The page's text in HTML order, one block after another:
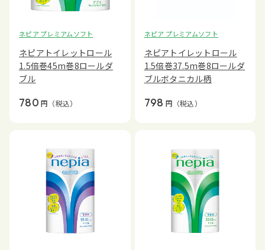
ネピア プレミアムソフト
ネピアトイレットロール
1.5倍巻45m巻8ロールダ
ブル
780 円 （税込）
ネピア プレミアムソフト
ネピアトイレットロール
1.5倍巻37.5m巻8ロールダ
ブルボタニカル柄
798 円 （税込）